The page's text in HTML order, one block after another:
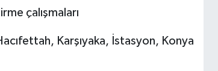
çalışmaları
Karşıyaka, İstasyon, Konya